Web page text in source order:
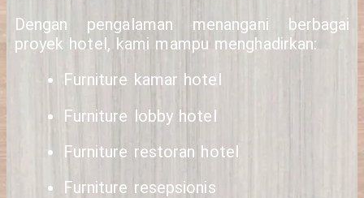
Dengan pengalaman menangani berbagai
proyek hotel, kami mampu menghadirkan:
Furniture kamar hotel
Furniture lobby hotel
Furniture restoran hotel
Furniture resepsionis